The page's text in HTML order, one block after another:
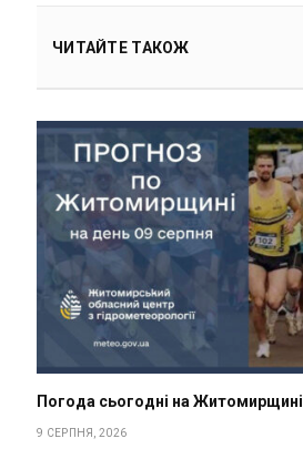
ЧИТАЙТЕ ТАКОЖ
Погода сьогодні на Житомирщині
9 СЕРПНЯ, 2026